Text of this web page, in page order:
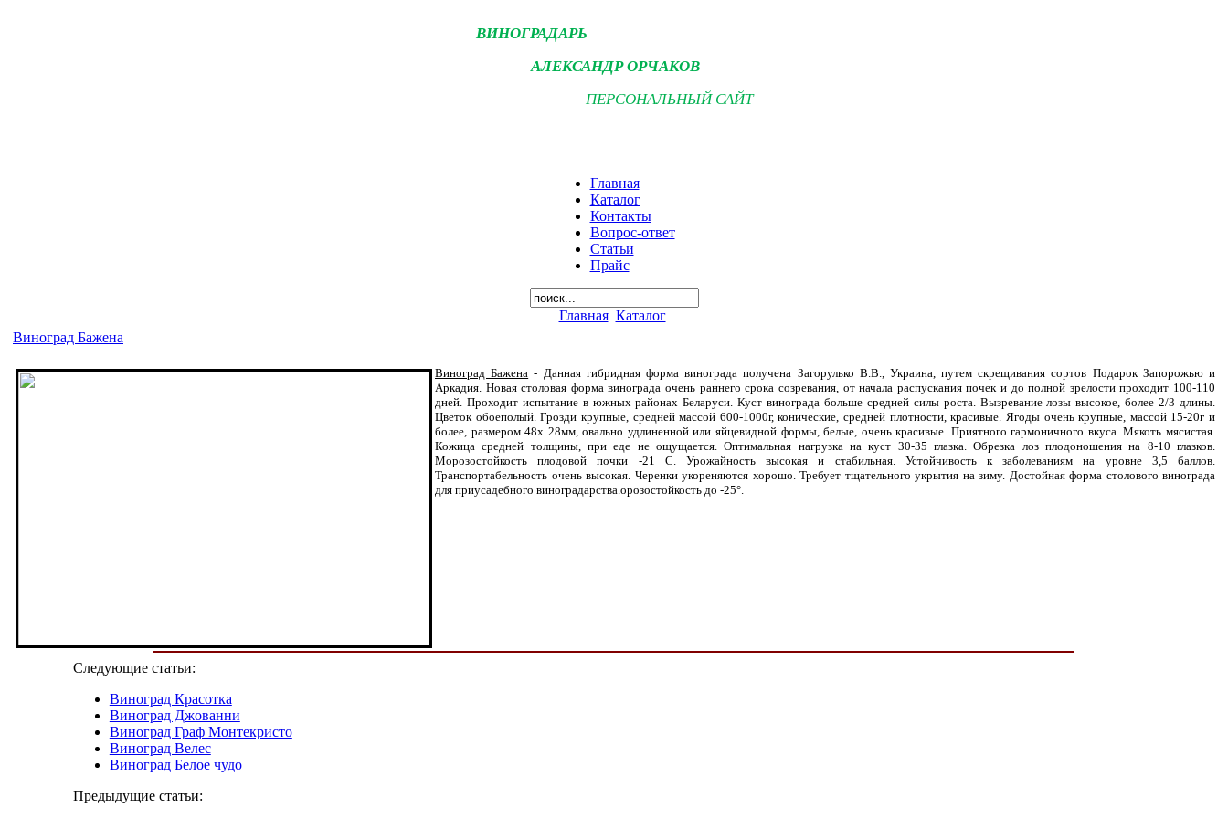
ВИНОГРАДАРЬ
АЛЕКСАНДР ОРЧАКОВ
ПЕРСОНАЛЬНЫЙ САЙТ
Главная
Каталог
Контакты
Вопрос-ответ
Статьи
Прайс
Главная Каталог
Виноград Бажена
Виноград Бажена - Данная гибридная форма винограда получена Загорулько В.В., Украина, путем скрещивания сортов Подарок Запорожью и
Аркадия. Новая столовая форма винограда очень раннего срока созревания, от начала распускания почек и до полной зрелости проходит 100-110
дней. Проходит испытание в южных районах Беларуси. Куст винограда больше средней силы роста. Вызревание лозы высокое, более 2/3 длины.
Цветок обоеполый. Грозди крупные, средней массой 600-1000г, конические, средней плотности, красивые. Ягоды очень крупные, массой 15-20г и
более, размером 48х 28мм, овально удлиненной или яйцевидной формы, белые, очень красивые. Приятного гармоничного вкуса. Мякоть мясистая.
Кожица средней толщины, при еде не ощущается. Оптимальная нагрузка на куст 30-35 глазка. Обрезка лоз плодоношения на 8-10 глазков.
Морозостойкость плодовой почки -21 С. Урожайность высокая и стабильная. Устойчивость к заболеваниям на уровне 3,5 баллов.
Транспортабельность очень высокая. Черенки укореняются хорошо. Требует тщательного укрытия на зиму. Достойная форма столового винограда
для приусадебного виноградарства.орозостойкость до -25°.
Следующие статьи:
Виноград Красотка
Виноград Джованни
Виноград Граф Монтекристо
Виноград Велес
Виноград Белое чудо
Предыдущие статьи: